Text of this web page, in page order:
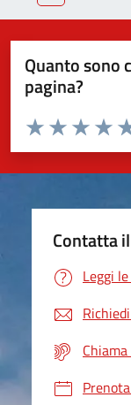
Quanto sono
pagina?
Valuta da 1 a 5 stelle
Valuta 3
Valuta 2
Valuta 1 stelle su
Contatta
Leggi